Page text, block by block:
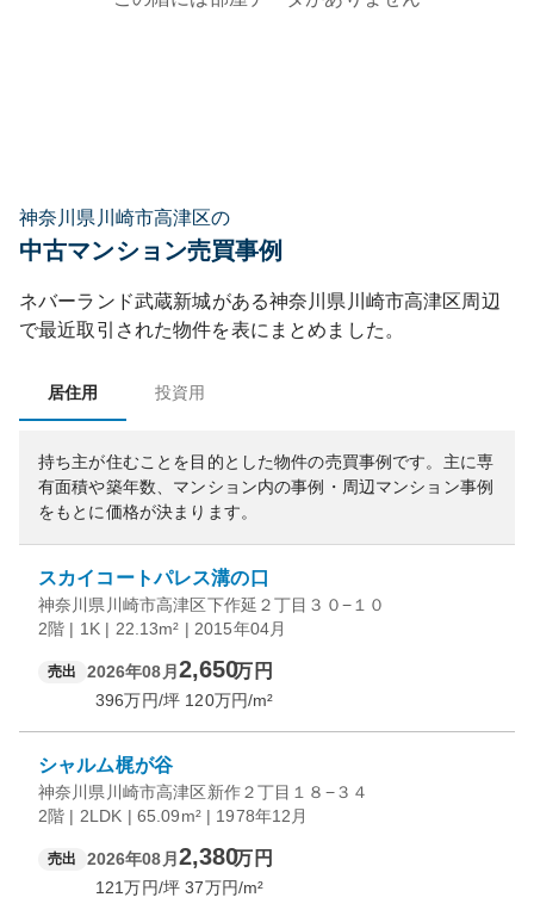
神奈川県川崎市高津区の
中古マンション売買事例
ネバーランド武蔵新城がある神奈川県 川崎市高津区周辺
で最近取引された物件を表にまとめました。
居住用 投資用
持ち主が住むことを目的とした物件の売買事例です。 主に専
有面積や築年数、マンション内の事例・周辺マンション事例
をもとに価格が決まります。
スカイコートパレス溝の口
神奈川県川崎市高津区下作延２丁目３０−１０
2階 | 1K | 22.13m² | 2015年04月
売出 2026年08月 2,650万円
396万円/坪 120万円/m²
シャルム梶が谷
神奈川県川崎市高津区新作２丁目１８−３４
2階 | 2LDK | 65.09m² | 1978年12月
売出 2026年08月 2,380万円
121万円/坪 37万円/m²